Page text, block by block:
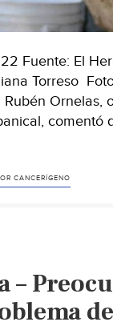
Fuente: El
Torreso
Rubén Ornelas,
comentó
CANCERÍGENO
–